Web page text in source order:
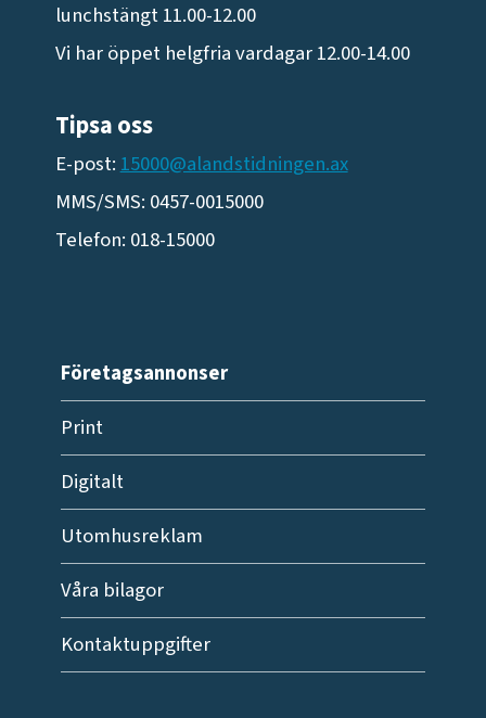
lunchstängt 11.00-12.00
Vi har öppet helgfria vardagar 12.00-14.00
Tipsa oss
E-post:15000@alandstidningen.ax
MMS/SMS: 0457-0015000
Telefon: 018-15000
Företagsannonser
Print
Digitalt
Utomhusreklam
Våra bilagor
Kontaktuppgifter